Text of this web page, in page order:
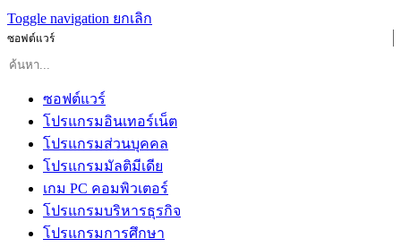
Toggle navigation ยกเลิก
ซอฟต์แวร์
ซอฟต์แวร์
โปรแกรมอินเทอร์เน็ต
โปรแกรมส่วนบุคคล
โปรแกรมมัลติมีเดีย
เกม PC คอมพิวเตอร์
โปรแกรมบริหารธุรกิจ
โปรแกรมการศึกษา